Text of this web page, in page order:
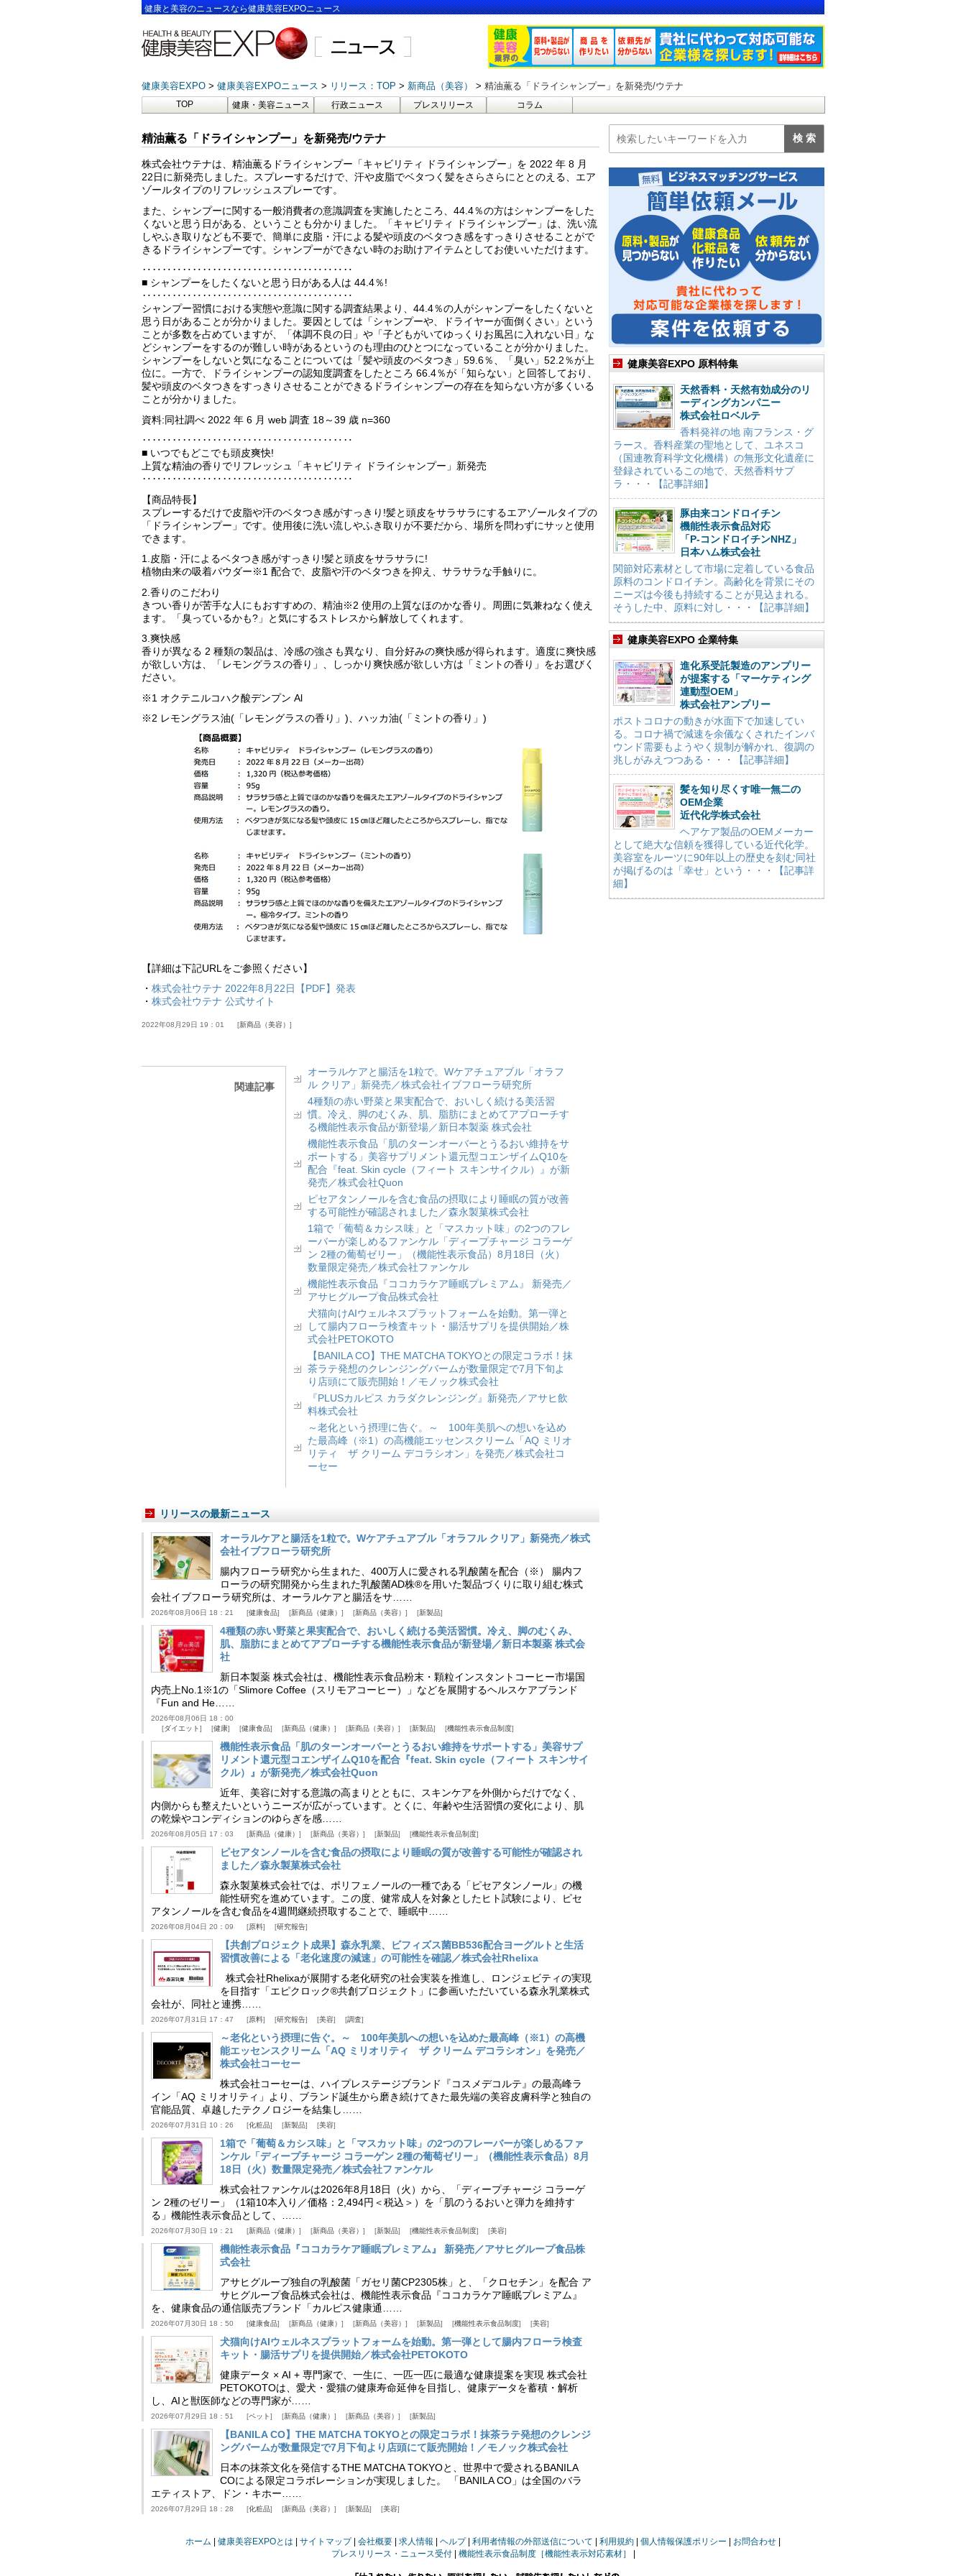
健康と美容のニュースなら健康美容EXPOニュース
健康美容EXPO 健康美容EXPOニュース リリース：TOP 新商品（美容） 精油薫る「ドライシャンプー」を新発売/ウテナ
TOP 健康・美容ニュース 行政ニュース プレスリリース コラム
精油薫る「ドライシャンプー」を新発売/ウテナ
株式会社ウテナは、精油薫るドライシャンプー「キャビリティ ドライシャンプー」を 2022 年 8 月
22日に新発売しました。スプレーするだけで、汗や皮脂でベタつく髪をさらさらにととのえる、エア
ゾールタイプのリフレッシュスプレーです。
また、シャンプーに関する一般消費者の意識調査を実施したところ、44.4％の方はシャンプーをした
くないと思う日がある、ということも分かりました。「キャビリティ ドライシャンプー」は、洗い流
しやふき取りなども不要で、簡単に皮脂・汗による髪や頭皮のベタつき感をすっきりさせることがで
きるドライシャンプーです。シャンプーができない時のお助けアイテムとしてお使いいただけます。
‥‥‥‥‥‥‥‥‥‥‥‥‥‥‥‥‥‥‥‥‥
■ シャンプーをしたくないと思う日がある人は 44.4％!
‥‥‥‥‥‥‥‥‥‥‥‥‥‥‥‥‥‥‥‥‥
シャンプー習慣における実態や意識に関する調査結果より、44.4％の人がシャンプーをしたくないと
思う日があることが分かりました。要因としては「シャンプーや、ドライヤーが面倒くさい」という
ことが多数を占めていますが、「体調不良の日」や「子どもがいてゆっくりお風呂に入れない日」な
どシャンプーをするのが難しい時があるというのも理由のひとつになっていることが分かりました。
シャンプーをしないと気になることについては「髪や頭皮のベタつき」59.6％、「臭い」52.2％が上
位に。一方で、ドライシャンプーの認知度調査をしたところ 66.4％が「知らない」と回答しており、
髪や頭皮のベタつきをすっきりさせることができるドライシャンプーの存在を知らない方が多くいる
ことが分かりました。
資料:同社調べ 2022 年 6 月 web 調査 18～39 歳 n=360
‥‥‥‥‥‥‥‥‥‥‥‥‥‥‥‥‥‥‥‥‥
■ いつでもどこでも頭皮爽快!
上質な精油の香りでリフレッシュ「キャビリティ ドライシャンプー」新発売
‥‥‥‥‥‥‥‥‥‥‥‥‥‥‥‥‥‥‥‥‥
【商品特長】
スプレーするだけで皮脂や汗のベタつき感がすっきり!髪と頭皮をサラサラにするエアゾールタイプの
「ドライシャンプー」です。使用後に洗い流しやふき取りが不要だから、場所を問わずにサッと使用
できます。
1.皮脂・汗によるベタつき感がすっきり!髪と頭皮をサラサラに!
植物由来の吸着パウダー※1 配合で、皮脂や汗のベタつきを抑え、サラサラな手触りに。
2.香りのこだわり
きつい香りが苦手な人にもおすすめの、精油※2 使用の上質なほのかな香り。周囲に気兼ねなく使え
ます。「臭っているかも?」と気にするストレスから解放してくれます。
3.爽快感
香りが異なる 2 種類の製品は、冷感の強さも異なり、自分好みの爽快感が得られます。適度に爽快感
が欲しい方は、「レモングラスの香り」、しっかり爽快感が欲しい方は「ミントの香り」をお選びく
ださい。
※1 オクテニルコハク酸デンプン Al
※2 レモングラス油(「レモングラスの香り」)、ハッカ油(「ミントの香り」)
【詳細は下記URLをご参照ください】
・ 株式会社ウテナ 2022年8月22日【PDF】発表
・ 株式会社ウテナ 公式サイト
2022年08月29日 19：01 新商品（美容）
関連記事
オーラルケアと腸活を1粒で。Wケアチュアブル「オラフ
ル クリア」新発売／株式会社イブフローラ研究所
4種類の赤い野菜と果実配合で、おいしく続ける美活習
慣。冷え、脚のむくみ、肌、脂肪にまとめてアプローチす
る機能性表示食品が新登場／新日本製薬 株式会社
機能性表示食品「肌のターンオーバーとうるおい維持をサ
ポートする」美容サプリメント還元型コエンザイムQ10を
配合『feat. Skin cycle（フィート スキンサイクル）』が新
発売／株式会社Quon
ピセアタンノールを含む食品の摂取により睡眠の質が改善
する可能性が確認されました／森永製菓株式会社
1箱で「葡萄＆カシス味」と「マスカット味」の2つのフレ
ーバーが楽しめるファンケル「ディープチャージ コラーゲ
ン 2種の葡萄ゼリー」（機能性表示食品）8月18日（火）
数量限定発売／株式会社ファンケル
機能性表示食品『ココカラケア睡眠プレミアム』 新発売／
アサヒグループ食品株式会社
犬猫向けAIウェルネスプラットフォームを始動。第一弾と
して腸内フローラ検査キット・腸活サプリを提供開始／株
式会社PETOKOTO
【BANILA CO】THE MATCHA TOKYOとの限定コラボ！抹
茶ラテ発想のクレンジングバームが数量限定で7月下旬よ
り店頭にて販売開始！／モノック株式会社
『PLUSカルピス カラダクレンジング』新発売／アサヒ飲
料株式会社
～老化という摂理に告ぐ。～ 100年美肌への想いを込め
た最高峰（※1）の高機能エッセンスクリーム「AQ ミリオ
リティ ザ クリーム デコラシオン」を発売／株式会社コ
ーセー
リリースの最新ニュース
オーラルケアと腸活を1粒で。Wケアチュアブル「オラフル クリア」新発売／株式
会社イブフローラ研究所
腸内フローラ研究から生まれた、400万人に愛される乳酸菌を配合（※） 腸内フ
ローラの研究開発から生まれた乳酸菌AD株®を用いた製品づくりに取り組む株式
会社イブフローラ研究所は、オーラルケアと腸活をサ……
2026年08月06日 18：21 健康食品 新商品（健康） 新商品（美容） 新製品
4種類の赤い野菜と果実配合で、おいしく続ける美活習慣。冷え、脚のむくみ、
肌、脂肪にまとめてアプローチする機能性表示食品が新登場／新日本製薬 株式会
社
新日本製薬 株式会社は、機能性表示食品粉末・顆粒インスタントコーヒー市場国
内売上No.1※1の「Slimore Coffee（スリモアコーヒー）」などを展開するヘルスケアブランド
『Fun and He……
2026年08月06日 18：00
ダイエット
健康 健康食品 新商品（健康） 新商品（美容） 新製品 機能性表示食品制度
機能性表示食品「肌のターンオーバーとうるおい維持をサポートする」美容サプ
リメント還元型コエンザイムQ10を配合『feat. Skin cycle（フィート スキンサイ
クル）』が新発売／株式会社Quon
近年、美容に対する意識の高まりとともに、スキンケアを外側からだけでなく、
内側からも整えたいというニーズが広がっています。とくに、年齢や生活習慣の変化により、肌
の乾燥やコンディションのゆらぎを感……
2026年08月05日 17：03 新商品（健康） 新商品（美容） 新製品 機能性表示食品制度
ピセアタンノールを含む食品の摂取により睡眠の質が改善する可能性が確認され
ました／森永製菓株式会社
森永製菓株式会社では、ポリフェノールの一種である「ピセアタンノール」の機
能性研究を進めています。この度、健常成人を対象としたヒト試験により、ピセ
アタンノールを含む食品を4週間継続摂取することで、睡眠中……
2026年08月04日 20：09 原料 研究報告
【共創プロジェクト成果】森永乳業、ビフィズス菌BB536配合ヨーグルトと生活
習慣改善による「老化速度の減速」の可能性を確認／株式会社Rhelixa
株式会社Rhelixaが展開する老化研究の社会実装を推進し、ロンジェビティの実現
を目指す「エピクロック®共創プロジェクト」に参画いただいている森永乳業株式
会社が、同社と連携……
2026年07月31日 17：47 原料 研究報告 美容 調査
～老化という摂理に告ぐ。～ 100年美肌への想いを込めた最高峰（※1）の高機
能エッセンスクリーム「AQ ミリオリティ ザ クリーム デコラシオン」を発売／
株式会社コーセー
株式会社コーセーは、ハイプレステージブランド『コスメデコルテ』の最高峰ラ
イン「AQ ミリオリティ」より、ブランド誕生から磨き続けてきた最先端の美容皮膚科学と独自の
官能品質、卓越したテクノロジーを結集し……
2026年07月31日 10：26 化粧品 新製品 美容
1箱で「葡萄＆カシス味」と「マスカット味」の2つのフレーバーが楽しめるファ
ンケル「ディープチャージ コラーゲン 2種の葡萄ゼリー」（機能性表示食品）8月
18日（火）数量限定発売／株式会社ファンケル
株式会社ファンケルは2026年8月18日（火）から、「ディープチャージ コラーゲ
ン 2種のゼリー」（1箱10本入り／価格：2,494円＜税込＞）を「肌のうるおいと弾力を維持す
る」機能性表示食品として、……
2026年07月30日 19：21 新商品（健康） 新商品（美容） 新製品 機能性表示食品制度 美容
機能性表示食品『ココカラケア睡眠プレミアム』 新発売／アサヒグループ食品株
式会社
アサヒグループ独自の乳酸菌「ガセリ菌CP2305株」と、「クロセチン」を配合 ア
サヒグループ食品株式会社は、機能性表示食品『ココカラケア睡眠プレミアム』
を、健康食品の通信販売ブランド「カルピス健康通……
2026年07月30日 18：50 健康食品 新商品（健康） 新商品（美容） 新製品 機能性表示食品制度 美容
犬猫向けAIウェルネスプラットフォームを始動。第一弾として腸内フローラ検査
キット・腸活サプリを提供開始／株式会社PETOKOTO
健康データ × AI + 専門家で、一生に、一匹一匹に最適な健康提案を実現 株式会社
PETOKOTOは、愛犬・愛猫の健康寿命延伸を目指し、健康データを蓄積・解析
し、AIと獣医師などの専門家が……
2026年07月29日 18：51 ペット 新商品（健康） 新商品（美容） 新製品
【BANILA CO】THE MATCHA TOKYOとの限定コラボ！抹茶ラテ発想のクレンジ
ングバームが数量限定で7月下旬より店頭にて販売開始！／モノック株式会社
日本の抹茶文化を発信するTHE MATCHA TOKYOと、世界中で愛されるBANILA
COによる限定コラボレーションが実現しました。 「BANILA CO」は全国のバラ
エティストア、ドン・キホー……
2026年07月29日 18：28 化粧品 新商品（美容） 新製品 美容
健康美容EXPO 原料特集
天然香料・天然有効成分のリ
ーディングカンパニー
株式会社ロベルテ
香料発祥の地 南フランス・グ
ラース。香料産業の聖地として、ユネスコ
（国連教育科学文化機構）の無形文化遺産に
登録されているこの地で、天然香料サプ
ラ・・・【記事詳細】
豚由来コンドロイチン
機能性表示食品対応
「P-コンドロイチンNHZ」
日本ハム株式会社
関節対応素材として市場に定着している食品
原料のコンドロイチン。高齢化を背景にその
ニーズは今後も持続することが見込まれる。
そうした中、原料に対し・・・【記事詳細】
健康美容EXPO 企業特集
進化系受託製造のアンプリー
が提案する「マーケティング
連動型OEM」
株式会社アンプリー
ポストコロナの動きが水面下で加速してい
る。コロナ禍で減速を余儀なくされたインバ
ウンド需要もようやく規制が解かれ、復調の
兆しがみえつつある・・・【記事詳細】
髪を知り尽くす唯一無二の
OEM企業
近代化学株式会社
ヘアケア製品のOEMメーカー
として絶大な信頼を獲得している近代化学。
美容室をルーツに90年以上の歴史を刻む同社
が掲げるのは「幸せ」という・・・【記事詳
細】
ホーム 健康美容EXPOとは サイトマップ 会社概要 求人情報 ヘルプ 利用者情報の外部送信について 利用規約 個人情報保護ポリシー
お問合わせ
プレスリリース・ニュース受付
機能性表示食品制度［機能性表示対応素材］